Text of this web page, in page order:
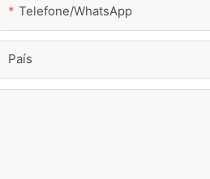
Telefone/WhatsApp
País